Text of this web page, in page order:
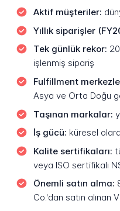
Aktif müşteriler:
Yıllık siparişler
Tek günlük rekor:
işlenmiş sipariş
Fulfillment
Asya ve Orta Doğu
Taşınan markalar:
İş gücü: küresel
Kalite sertifikaları:
veya ISO sertifikalı
Önemli satın alma:
Co.'dan satın alınan